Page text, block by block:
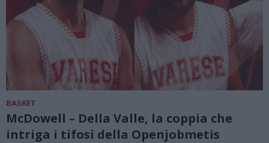
BASKET
McDowell – Della Valle, la coppia che
intriga i tifosi della Openjobmetis